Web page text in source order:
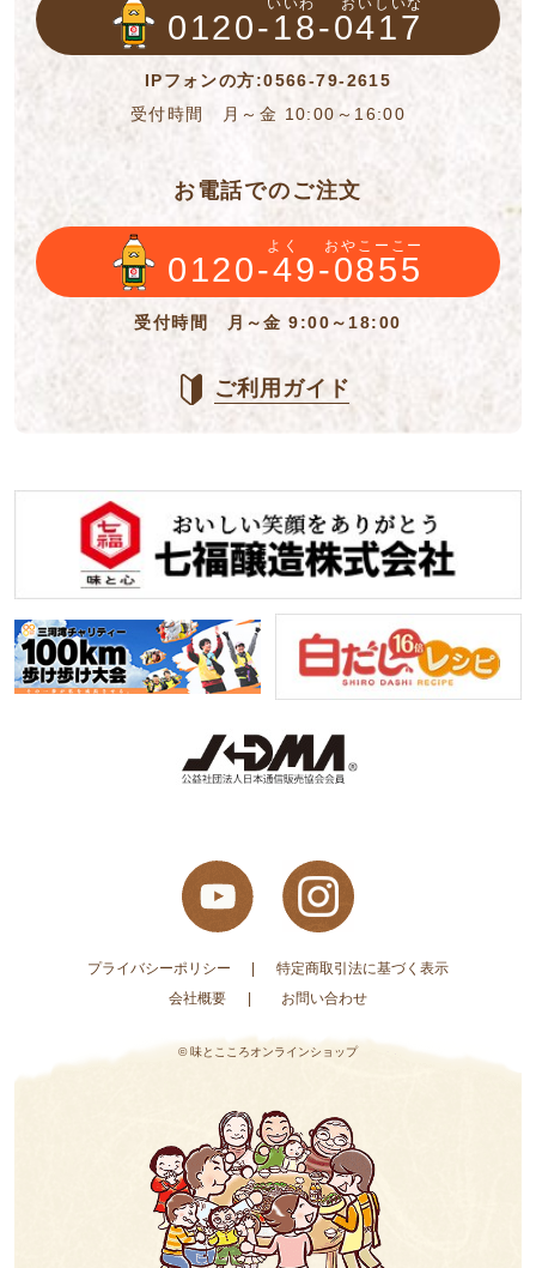
0120-18-0417
IPフォンの方:0566-79-2615
受付時間 月～金 10:00～16:00
お電話でのご注文
よく おやこーこー
0120-49-0855
受付時間 月～金 9:00～18:00
ご利用ガイド
プライバシーポリシー
特定商取引法に基づく表示
会社概要
お問い合わせ
© 味とこころオンラインショップ